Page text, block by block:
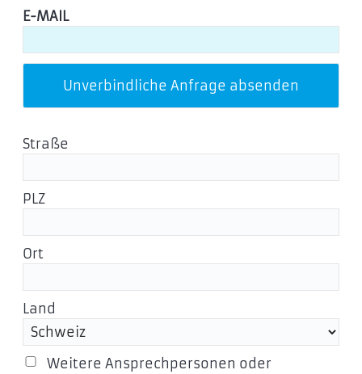
E-MAIL
Straße
PLZ
Ort
Land
Weitere Ansprechpersonen oder